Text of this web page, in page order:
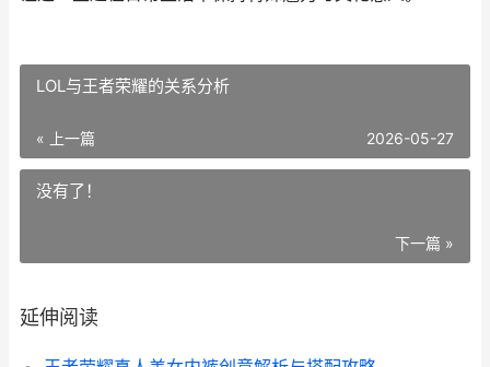
LOL与王者荣耀的关系分析
« 上一篇 2026-05-27
没有了！
下一篇 »
延伸阅读